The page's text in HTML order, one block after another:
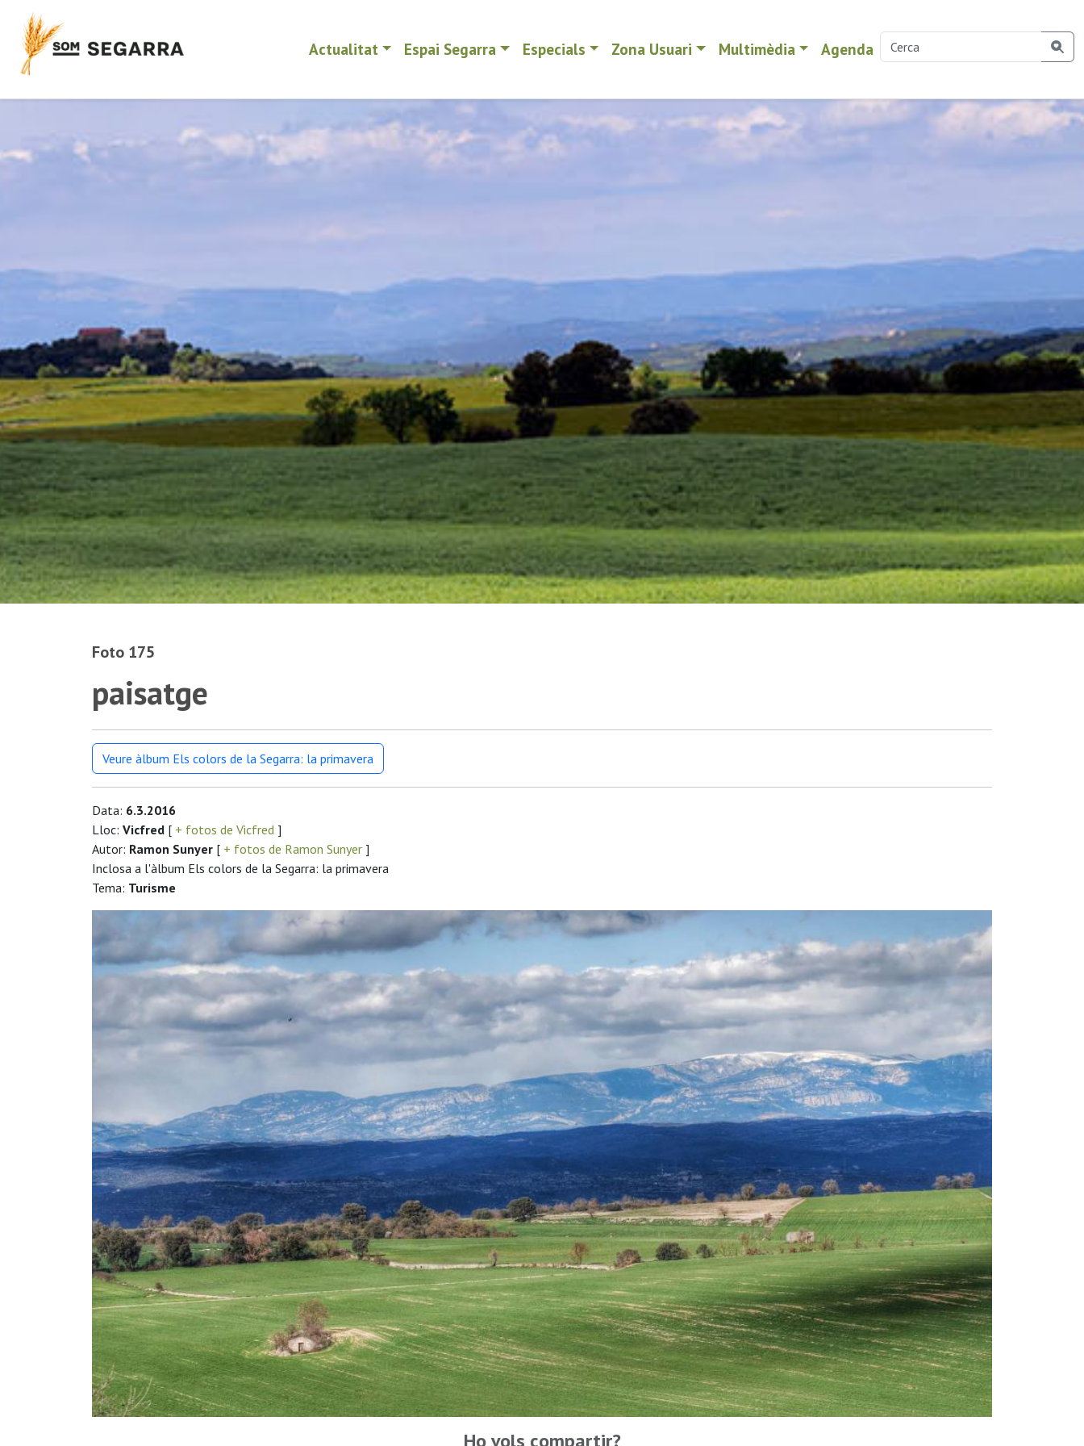
Actualitat Espai Segarra Especials Zona Usuari Multimèdia Agenda
Foto 175
paisatge
Veure àlbum Els colors de la Segarra: la primavera
Data: 6.3.2016
Lloc: Vicfred [ + fotos de Vicfred ]
Autor: Ramon Sunyer [ + fotos de Ramon Sunyer ]
Inclosa a l'àlbum Els colors de la Segarra: la primavera
Tema: Turisme
Ho vols compartir?